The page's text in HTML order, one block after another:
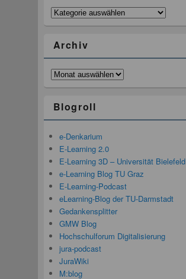
Kategorien
Archiv
Archiv
Blogroll
e-Denkarium
E-Learning 2.0
E-Learning 3D – Universität Bielefeld
e-Learning Blog TU Graz
E-Learning-Podcast
eLearning-Blog der TU-Darmstadt
Gedankensplitter
GMW Blog
Hochschulforum Digitalisierung
jura-podcast
JuraWiki
M:blog